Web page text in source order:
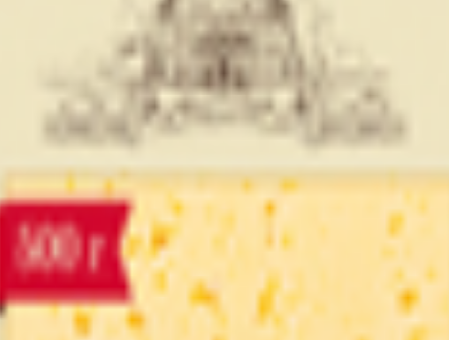
Смирнова, 6Б/8; 224004, Республика Беларусь, г. Брест, ул.